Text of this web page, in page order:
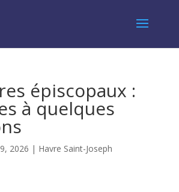
épiscopaux :
à quelques
2026 | Havre Saint-Joseph